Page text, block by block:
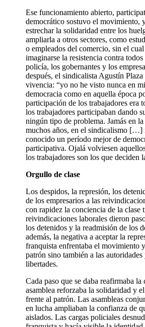
Ese funcionamiento abierto,
democrático sostuvo el movimiento,
estrechar la solidaridad entre los
ampliarla a otros sectores, como
o empleados del comercio, sin el
imaginarse la resistencia contra todos
policía, los gobernantes y los
después, el sindicalista Agustín Plaza
vivencia: “yo no he visto nunca en
democracia como en aquella época
participación de los trabajadores era
los trabajadores participaban dando
ningún tipo de problema. Jamás en
muchos años, en el sindicalismo […]
conocido un período mejor de
participativa. Ojalá volviesen
los trabajadores son los que deciden
Orgullo de clase
Los despidos, la represión, los
de los empresarios a las
con rapidez la conciencia de la clase
reivindicaciones laborales dieron
los detenidos y la readmisión de los
además, la negativa a aceptar la
franquista enfrentaba el movimiento
patrón sino también a las
libertades.
Cada paso que se daba reafirmaba
asamblea reforzaba la solidaridad y
frente al patrón. Las asambleas
en lucha ampliaban la confianza de
aislados. Las cargas policiales